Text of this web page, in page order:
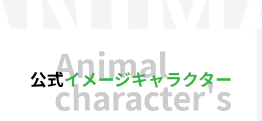
公式イメージキャラクター
Animal
character's